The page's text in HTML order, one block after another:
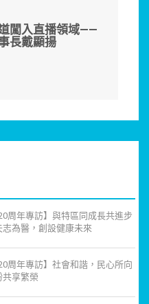
闖入直播領域——
長戴顯揚
周年專訪】與特區同成長共進步
為醫，創設健康未來
周年專訪】社會和諧，民心所向
享繁榮